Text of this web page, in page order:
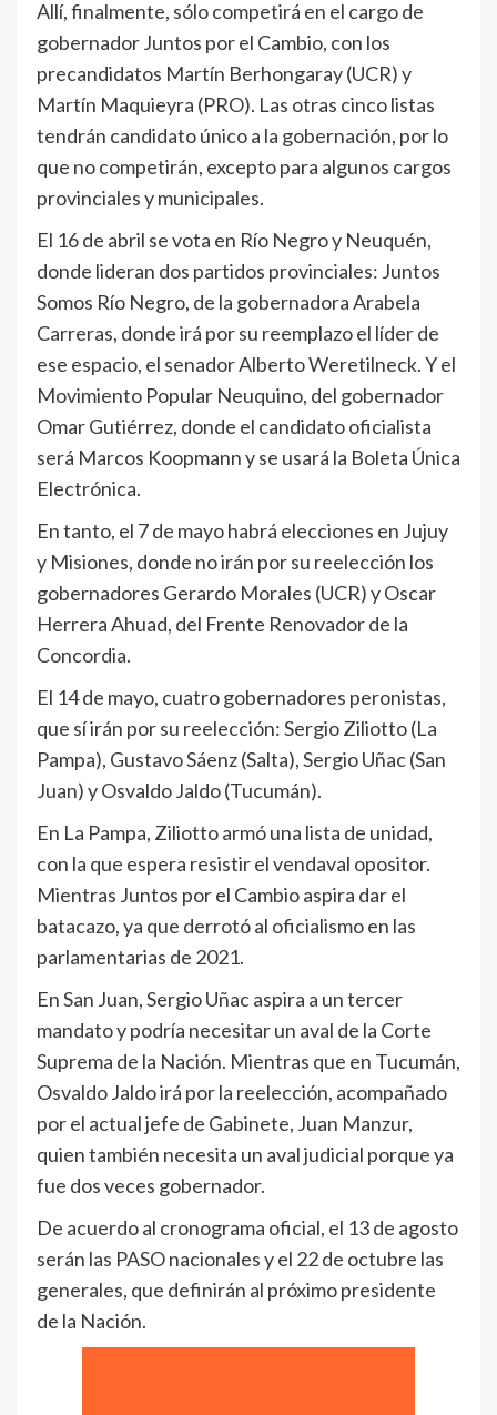
Allí, finalmente, sólo competirá en el cargo de
gobernador Juntos por el Cambio, con los
precandidatos Martín Berhongaray (UCR) y
Martín Maquieyra (PRO). Las otras cinco listas
tendrán candidato único a la gobernación, por lo
que no competirán, excepto para algunos cargos
provinciales y municipales.
El 16 de abril se vota en Río Negro y Neuquén,
donde lideran dos partidos provinciales: Juntos
Somos Río Negro, de la gobernadora Arabela
Carreras, donde irá por su reemplazo el líder de
ese espacio, el senador Alberto Weretilneck. Y el
Movimiento Popular Neuquino, del gobernador
Omar Gutiérrez, donde el candidato oficialista
será Marcos Koopmann y se usará la Boleta Única
Electrónica.
En tanto, el 7 de mayo habrá elecciones en Jujuy
y Misiones, donde no irán por su reelección los
gobernadores Gerardo Morales (UCR) y Oscar
Herrera Ahuad, del Frente Renovador de la
Concordia.
El 14 de mayo, cuatro gobernadores peronistas,
que sí irán por su reelección: Sergio Ziliotto (La
Pampa), Gustavo Sáenz (Salta), Sergio Uñac (San
Juan) y Osvaldo Jaldo (Tucumán).
En La Pampa, Ziliotto armó una lista de unidad,
con la que espera resistir el vendaval opositor.
Mientras Juntos por el Cambio aspira dar el
batacazo, ya que derrotó al oficialismo en las
parlamentarias de 2021.
En San Juan, Sergio Uñac aspira a un tercer
mandato y podría necesitar un aval de la Corte
Suprema de la Nación. Mientras que en Tucumán,
Osvaldo Jaldo irá por la reelección, acompañado
por el actual jefe de Gabinete, Juan Manzur,
quien también necesita un aval judicial porque ya
fue dos veces gobernador.
De acuerdo al cronograma oficial, el 13 de agosto
serán las PASO nacionales y el 22 de octubre las
generales, que definirán al próximo presidente
de la Nación.